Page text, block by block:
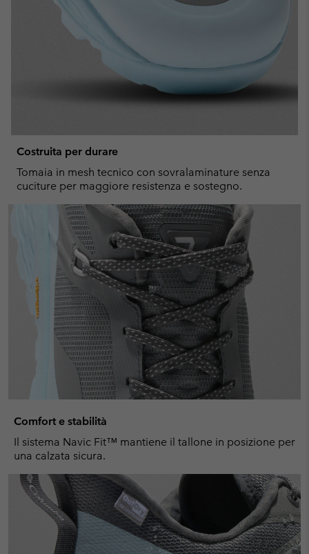
Costruita per durare
Tomaia in mesh tecnico con sovralaminature senza
cuciture per maggiore resistenza e sostegno.
Comfort e stabilità
Il sistema Navic Fit™ mantiene il tallone in posizione per
una calzata sicura.